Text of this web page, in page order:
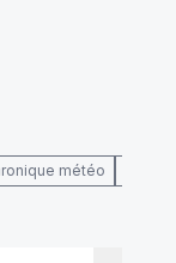
météo